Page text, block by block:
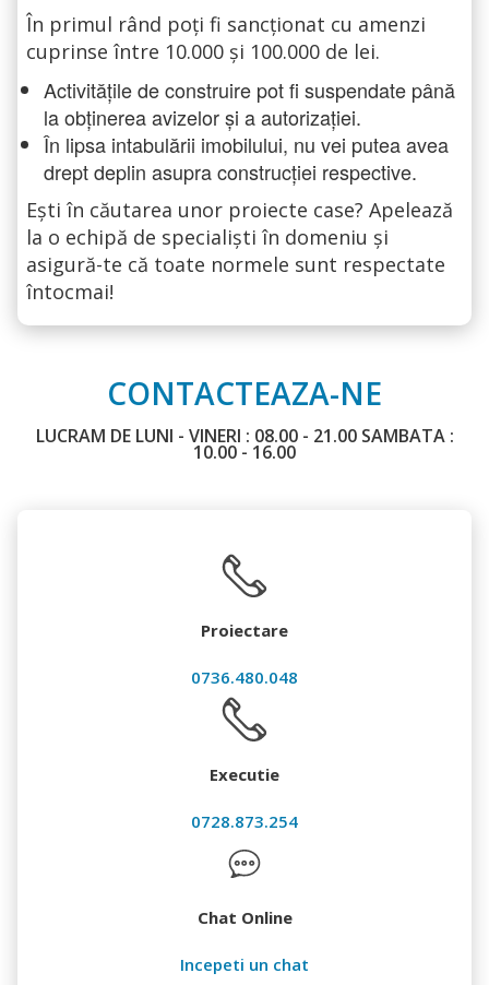
În primul rând poți fi sancționat cu amenzi
cuprinse între 10.000 și 100.000 de lei.
Activitățile de construire pot fi suspendate până
la obținerea avizelor și a autorizației.
În lipsa intabulării imobilului, nu vei putea avea
drept deplin asupra construcției respective.
Ești în căutarea unor proiecte case? Apelează
la o echipă de specialiști în domeniu și
asigură-te că toate normele sunt respectate
întocmai!
CONTACTEAZA-NE
LUCRAM DE LUNI - VINERI : 08.00 - 21.00 SAMBATA :
10.00 - 16.00
Proiectare
0736.480.048
Executie
0728.873.254
Chat Online
Incepeti un chat